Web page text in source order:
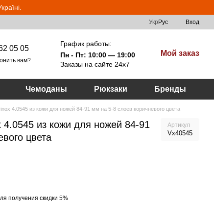
Укр Рус Вход
05 05
вам?
График работы:
Пн - Пт: 10:00 — 19:00
Заказы на сайте 24х7
Мой заказ
Чемоданы Рюкзаки Бренды
4.0545 из кожи для ножей 84-91 мм на 5-8 слоев коричневого цвета
из кожи для ножей 84-91
цвета
Артикул
Vx40545
получения скидки 5%